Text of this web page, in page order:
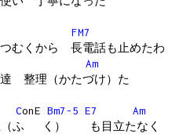
FM7
むくから 長電話も止めたわ
Am
整理（かたづけ）た
ConE Bm7-5 E7
Am
（ふ く） も目立たなく